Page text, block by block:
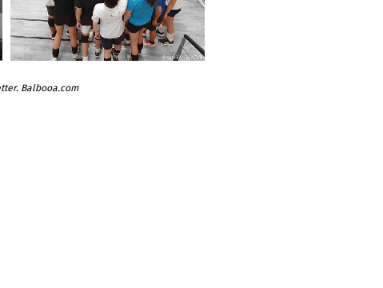
Balbooa.com